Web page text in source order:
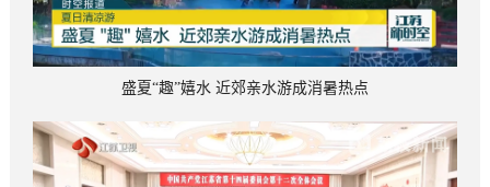
盛夏“趣”嬉水 近郊亲水游成消暑热点